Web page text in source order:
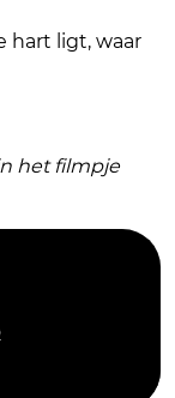
hart ligt, waar
het filmpje